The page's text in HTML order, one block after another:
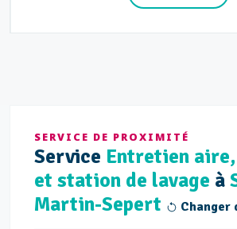
SERVICE DE PROXIMITÉ
Service Entretien
et station de lavage à
Martin-Sepert
Changer